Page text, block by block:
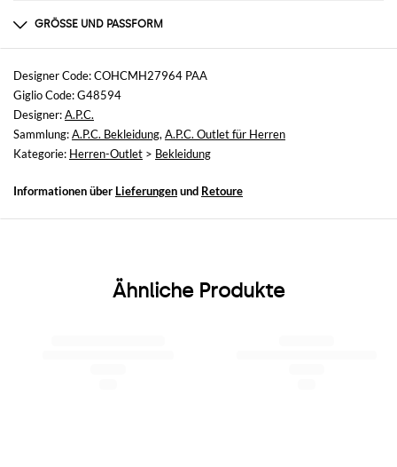
COTTON
GRÖSSE UND PASSFORM
Größen
nicht verfügbar
Größe und Passform
Relaxed-Fit
Designer Code: COHCMH27964 PAA
Giglio Code: G48594
Designer:A.P.C.
Sammlung:A.P.C. Bekleidung, A.P.C. Outlet für Herren
Kategorie: Herren-Outlet > Bekleidung
Informationen über Lieferungenund Retoure
Ähnliche Produkte